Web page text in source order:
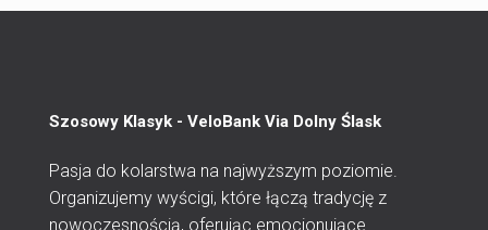
Szosowy Klasyk - VeloBank Via Dolny Ślask
Pasja do kolarstwa na najwyższym poziomie.
Organizujemy wyścigi, które łączą tradycję z
nowoczesnością, oferując emocjonujące